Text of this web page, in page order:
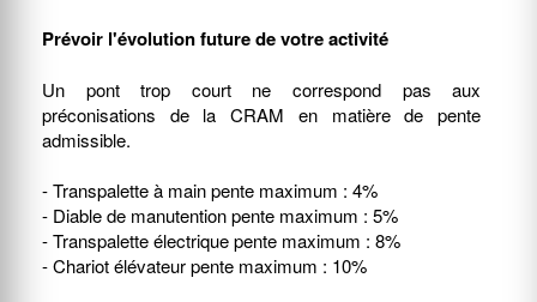
Prévoir l'évolution future de votre activité
Un pont trop court ne correspond pas aux
préconisations de la CRAM en matière de pente
admissible.
- Transpalette à main pente maximum : 4%
- Diable de manutention pente maximum : 5%
- Transpalette électrique pente maximum : 8%
- Chariot élévateur pente maximum : 10%